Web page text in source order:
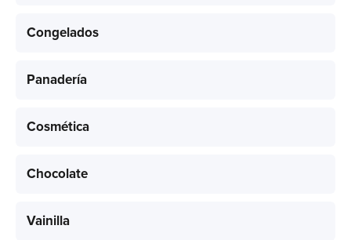
Congelados
Panadería
Cosmética
Chocolate
Vainilla